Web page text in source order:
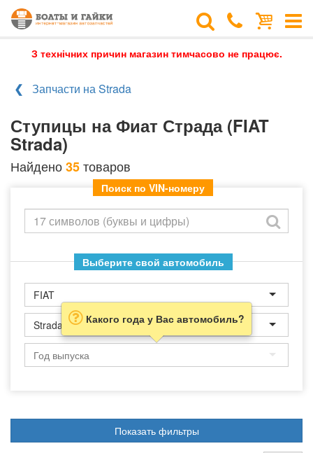
З технічних причин магазин тимчасово не працює.
Запчасти на Strada
Ступицы на Фиат Страда (FIAT
Strada)
Найдено35товаров
Поиск по VIN-номеру
Выберите свой автомобиль
FIAT
Strada Какого года у Вас автомобиль?
Показать фильтры